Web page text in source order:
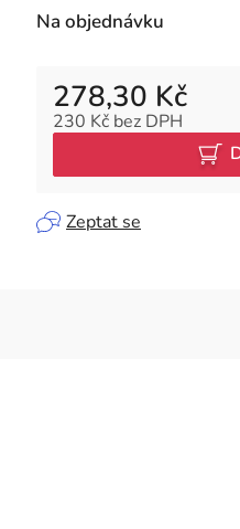
Na objednávku
278,30 Kč
230 Kč bez DPH
Měrná cena:
Zeptat se